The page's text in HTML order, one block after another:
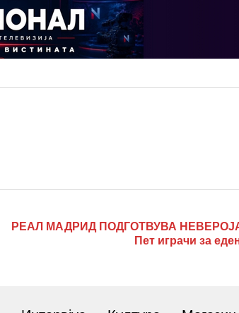
РЕАЛ МАДРИД ПОДГОТВУВА
Пет играчи за